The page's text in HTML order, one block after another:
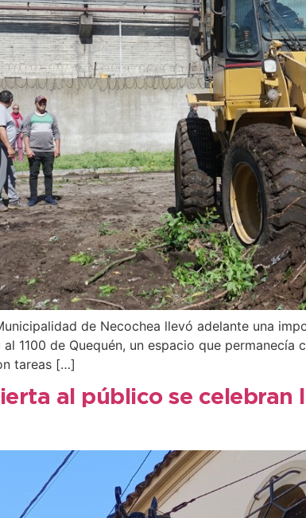
de Necochea llevó adelante una
1100 de Quequén, un espacio que permanecía
tareas […]
al público se celebran